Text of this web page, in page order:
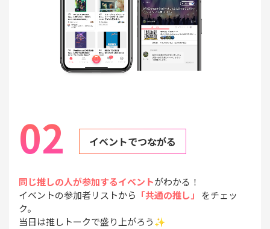
02 イベントでつながる
同じ推しの人が参加するイベントがわかる！
イベントの参加者リストから 「共通の推し」
をチェッ
ク。
当日は推しトークで盛り上がろう✨